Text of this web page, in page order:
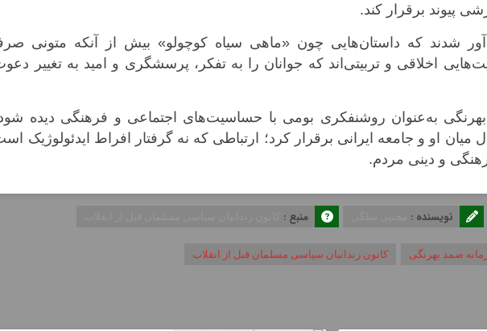
پیوند برقرار کند.
شدند که داستان‌هایی چون «ماهی سیاه کوچولو» بیش از آنکه متونی
اخلاقی و تربیتی‌اند که جوانان را به تفکر، پرسشگری و امید به تغییر
بهرنگی به‌عنوان روشنفکری بومی با حساسیت‌های اجتماعی و فرهنگی دیده
میان او و جامعه ایرانی برقرار کرد؛ ارتباطی که نه گرفتار افراط ایدئولوژیک
و دینی مردم.
نویسنده : منبع :
صمد بهرنگی کانون زندانیان سیاسی مسلمان قبل از انقلاب